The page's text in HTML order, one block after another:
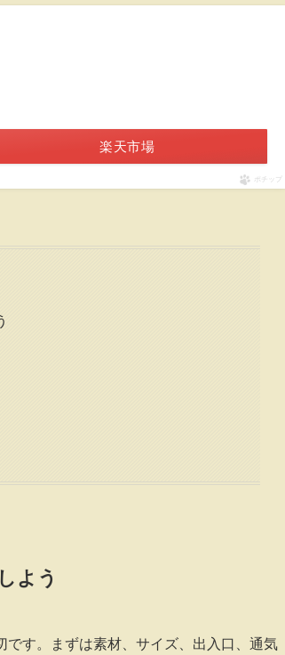
楽天市場
ポチップ
よう
す。まずは素材、サイズ、出入口、通気